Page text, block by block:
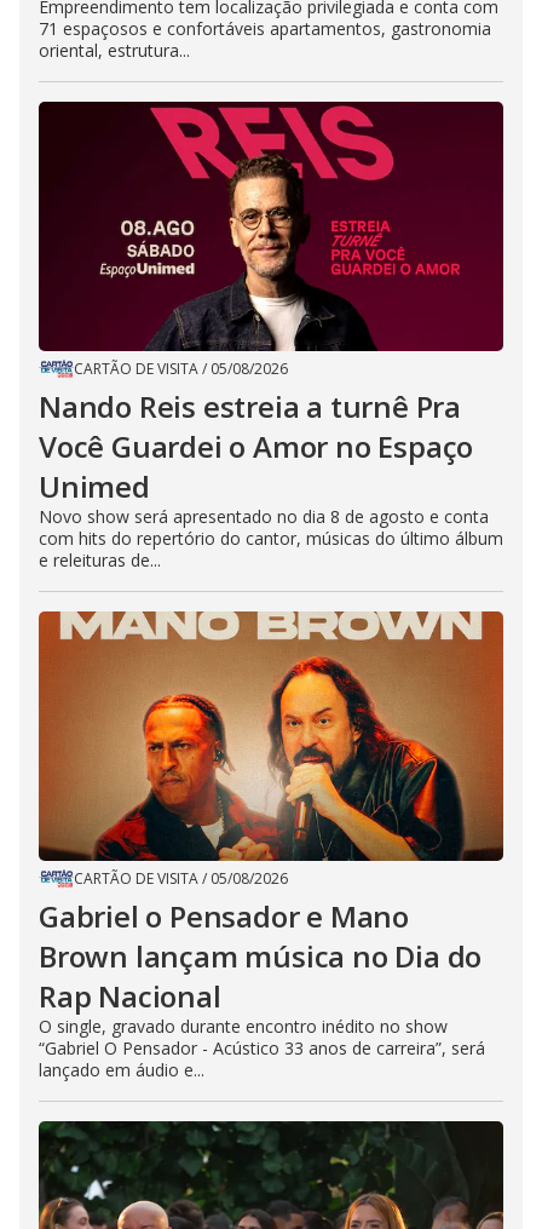
Empreendimento tem localização privilegiada e conta com
71 espaçosos e confortáveis apartamentos, gastronomia
oriental, estrutura...
CARTÃO DE VISITA/ 05/08/2026
Nando Reis estreia a turnê Pra
Você Guardei o Amor no Espaço
Unimed
Novo show será apresentado no dia 8 de agosto e conta
com hits do repertório do cantor, músicas do último álbum
e releituras de...
CARTÃO DE VISITA/ 05/08/2026
Gabriel o Pensador e Mano
Brown lançam música no Dia do
Rap Nacional
O single, gravado durante encontro inédito no show
“Gabriel O Pensador - Acústico 33 anos de carreira”, será
lançado em áudio e...